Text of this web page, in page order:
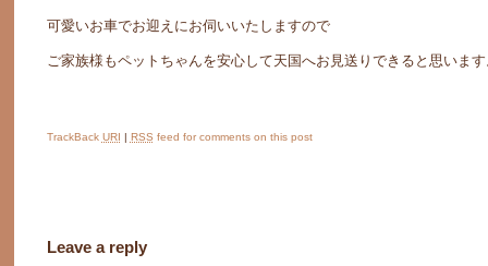
可愛いお車でお迎えにお伺いいたしますので
ご家族様もペットちゃんを安心して天国へお見送りできると思います
TrackBack URI | RSS feed for comments on this post
Leave a reply